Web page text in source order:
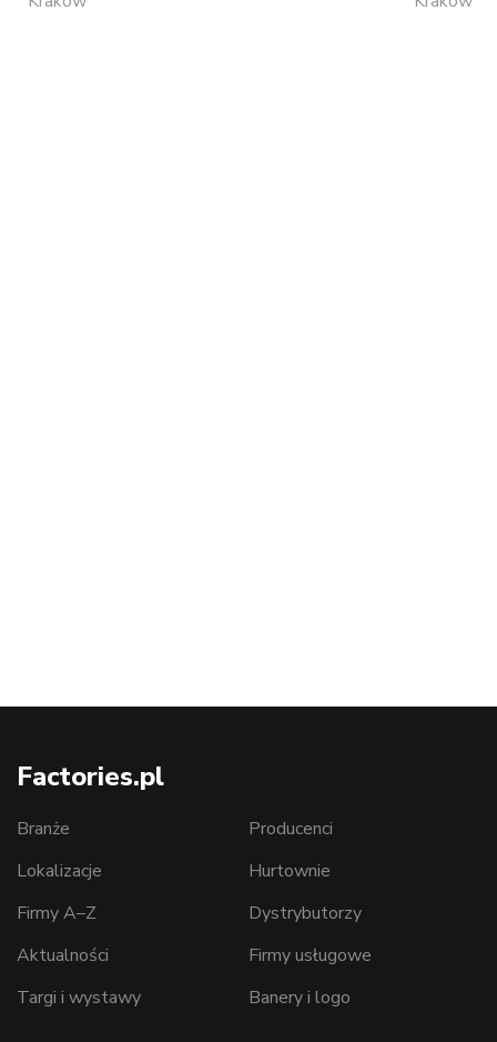
Factories.pl
Branże
Lokalizacje
Firmy A–Z
Aktualności
Targi i wystawy
Producenci
Hurtownie
Dystrybutorzy
Firmy usługowe
Banery i logo